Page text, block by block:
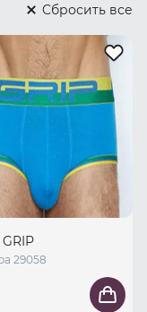
Cбросить все
29058